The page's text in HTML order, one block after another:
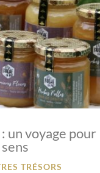
un voyage pour
TRÉSORS